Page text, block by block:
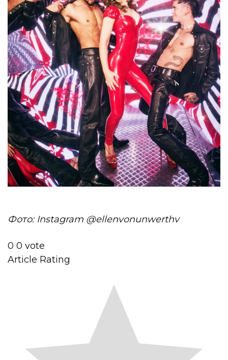
Фото: Instagram @ellenvonunwerthv
0 0 vote
Article Rating